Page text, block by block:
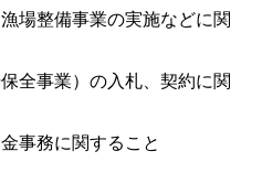
場整備事業の実施などに関
全事業）の入札、契約に関
事務に関すること